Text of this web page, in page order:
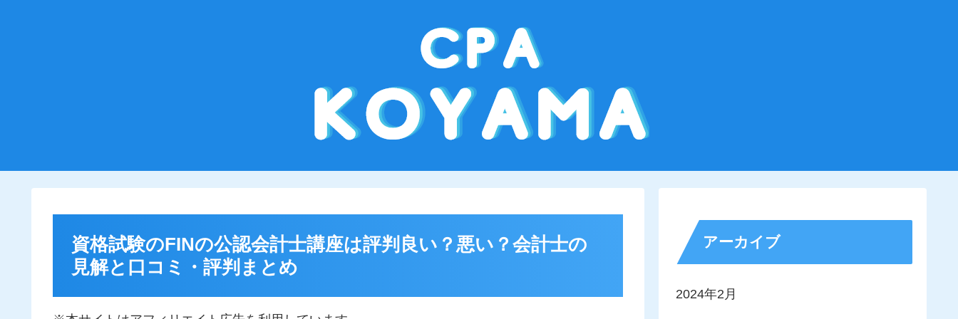
資格試験のFINの公認会計士講座は評判良い？悪い？会計士の
見解と口コミ・評判まとめ
アーカイブ
2024年2月